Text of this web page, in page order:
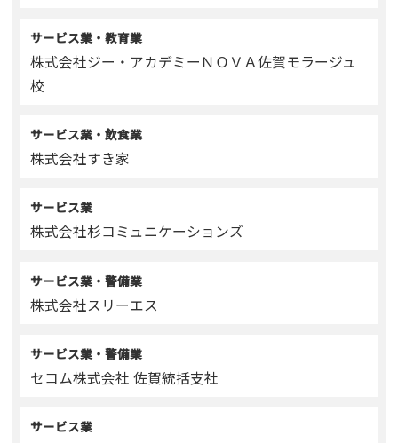
サービス業・教育業
株式会社ジー・アカデミーＮＯＶＡ佐賀モラージュ
校
サービス業・飲食業
株式会社すき家
サービス業
株式会社杉コミュニケーションズ
サービス業・警備業
株式会社スリーエス
サービス業・警備業
セコム株式会社 佐賀統括支社
サービス業